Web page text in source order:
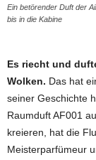
Ein betörender Duft der
bis in die Kabine
Es riecht und
Wolken. Das hat
seiner Geschichte
Raumduft AF001
kreieren, hat die
Meisterparfümeur